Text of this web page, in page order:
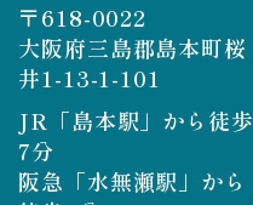
〒618-0022
大阪府三島郡島本町桜
井1-13-1-101
JR「島本駅」から徒歩
7分
阪急「水無瀬駅」から